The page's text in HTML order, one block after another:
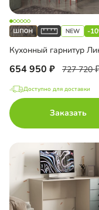
-
654 950 727 720
Доступно для доставки
Заказать